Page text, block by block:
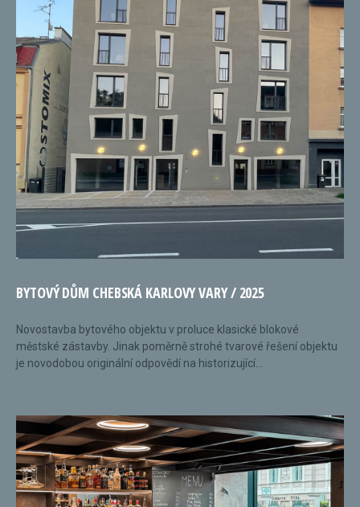
BYTOVÝ DŮM CHEBSKÁ KARLOVY VARY / 2025
Novostavba bytového objektu v proluce klasické blokové
městské zástavby. Jinak poměrně strohé tvarové řešení objektu
je novodobou originální odpovědí na historizující...